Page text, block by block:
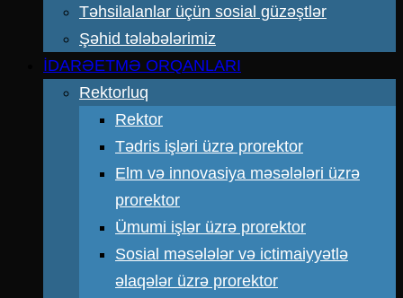
Təhsilalanlar üçün sosial güzəştlər
Şəhid tələbələrimiz
İDARƏETMƏ ORQANLARI
Rektorluq
Rektor
Tədris işləri üzrə prorektor
Elm və innovasiya məsələləri üzrə
prorektor
Ümumi işlər üzrə prorektor
Sosial məsələlər və ictimaiyyətlə
əlaqələr üzrə prorektor